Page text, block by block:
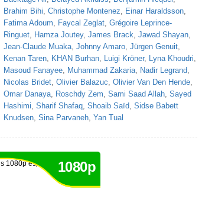
Brahim Bihi, Christophe Montenez, Einar Haraldsson,
Fatima Adoum, Faycal Zeglat, Grégoire Leprince-
Ringuet, Hamza Joutey, James Brack, Jawad Shayan,
Jean-Claude Muaka, Johnny Amaro, Jürgen Genuit,
Kenan Taren, KHAN Burhan, Luigi Kröner, Lyna Khoudri,
Masoud Fanayee, Muhammad Zakaria, Nadir Legrand,
Nicolas Bridet, Olivier Balazuc, Olivier Van Den Hende,
Omar Danaya, Roschdy Zem, Sami Saad Allah, Sayed
Hashimi, Sharif Shafaq, Shoaib Saïd, Sidse Babett
Knudsen, Sina Parvaneh, Yan Tual
1080p